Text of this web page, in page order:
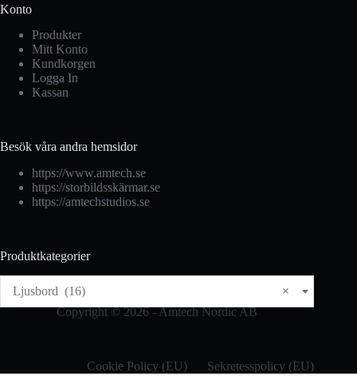
Konto
Produkter
Mitt Konto
Kundkorgen
Logga In
Kassan
Besök våra andra hemsidor
https://www.amtech.se
https://storbildsskärmar.se
https://amtechstudios.se
Produktkategorier
×
Ljusbord (16)
Copyright © 2026 - Amtech Nordic AB
Cookie Policy (EU) Sekretesspolicy (EU)